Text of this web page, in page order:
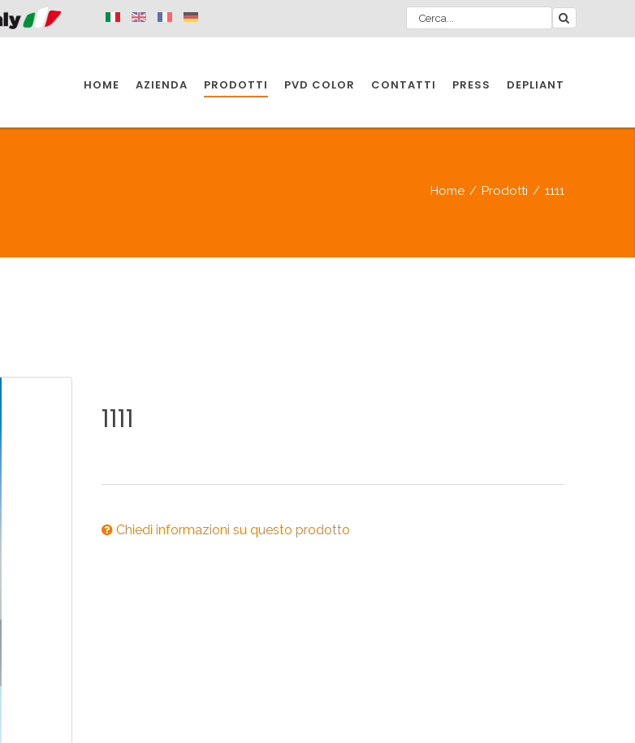
HOME AZIENDA PRODOTTI
SIFONI SPAZIO PER
SIFONI SPAZIO PER
PILETTE ACCESSORI
PVD COLOR CONTATTI PRESS
DEPLIANT
IL BAGNO
L'INDUSTRIA
PILETTE
Home / Prodotti / 1111
1111
Chiedi informazioni su questo prodotto